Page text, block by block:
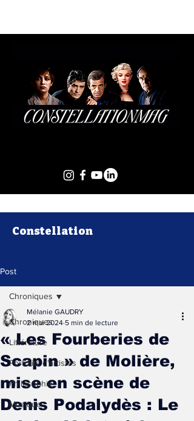
Constellation
Post
Chroniques
Littérature
Portraits d'artistes
Philosophie
Musique
Chroniques
« Les Fourberies de
Scapin » de Molière,
mise en scène de
Denis Podalydès : Le
Mélanie GAUDRY
2 mai 2024 5 min de lecture